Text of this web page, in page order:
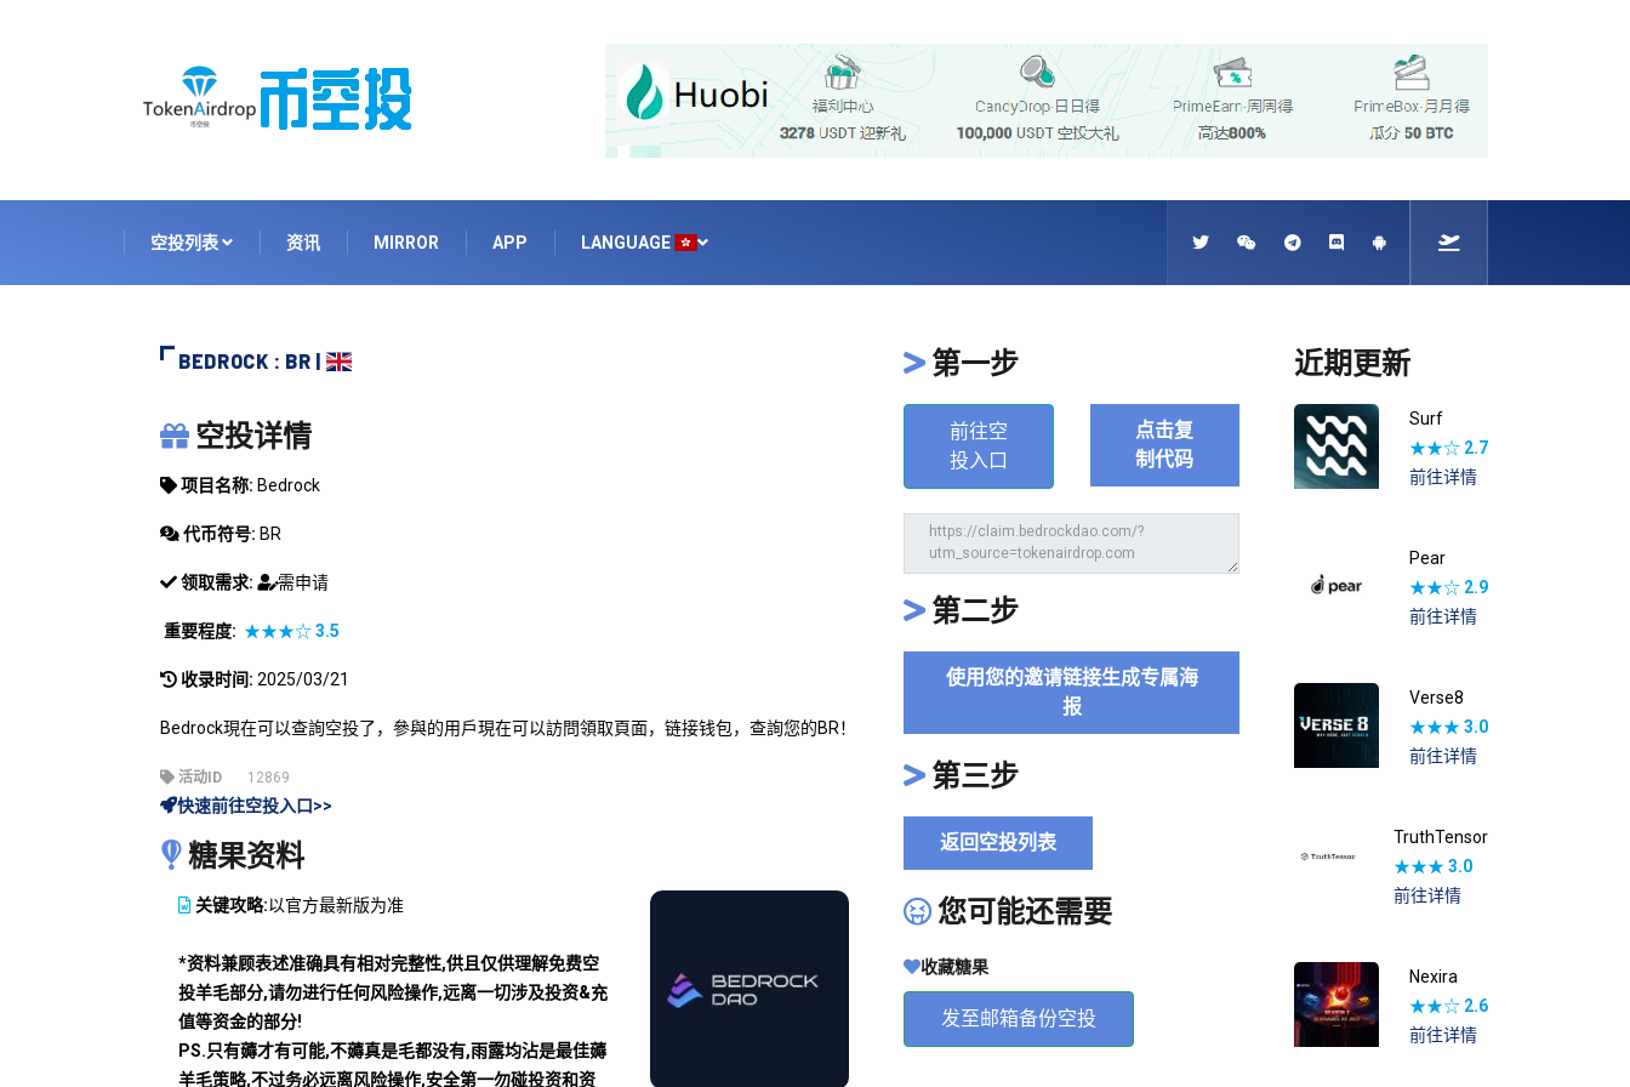
空投列表 资讯 MIRROR APP LANGUAGE
BEDROCK : BR |
BEDROCK
空投详情
项目名称: Bedrock
代币符号: BR
领取需求: 需申请
重要程度: ★★★☆3.5
收录时间: 2025/03/21
Bedrock現在可以查詢空投了，參與的用戶現在可以訪問領取頁面，链接钱包，查詢您的BR！
活动ID 12869
快速前往空投入口>>
糖果资料
关键攻略:以官方最新版为准
*资料兼顾表述准确具有相对完整性,供且仅供理解免费空
投羊毛部分,请勿进行任何风险操作,远离一切涉及投资&充
值等资金的部分!
PS.只有薅才有可能,不薅真是毛都没有,雨露均沾是最佳薅
羊毛策略,不过务必远离风险操作,安全第一勿碰投资和资
第一步
前往空
投入口
点击复
制代码
第二步
使用您的邀请链接生成专属海
报
第三步
返回空投列表
您可能还需要
收藏糖果
发至邮箱备份空投
近期更新
Surf
★★☆ 2.7
前往详情
Pear
★★☆ 2.9
前往详情
Verse8
★★★3.0
前往详情
TruthTensor
★★★3.0
前往详情
Nexira
★★☆ 2.6
前往详情